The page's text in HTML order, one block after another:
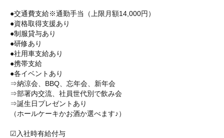
●交通費支給※通勤手当（上限月額14,000円）
●資格取得支援あり
●制服貸与あり
●研修あり
●社用車支給あり
●携帯支給
●各イベントあり
⇒納涼会、BBQ、忘年会、新年会
⇒部署内交流、社員世代別で飲み会
⇒誕生日プレゼントあり
（ホールケーキかお酒か選べます♪）
☑入社時有給付与